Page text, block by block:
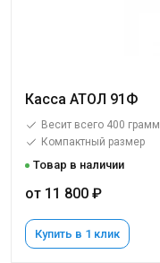
Касса АТОЛ 91Ф
Весит всего 400 грамм
Компактный размер
Товар в наличии
от 11 800 ₽
Купить в 1 клик